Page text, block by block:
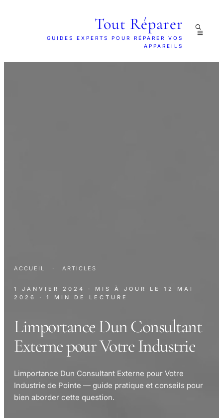
Tout Réparer
GUIDES EXPERTS POUR RÉPARER VOS
APPAREILS
ACCUEIL · ARTICLES
1 JANVIER 2024 · MIS À JOUR LE 12 MAI
2026
· 1 MIN DE LECTURE
Limportance Dun Consultant
Externe pour Votre Industrie
Limportance Dun Consultant Externe pour Votre
Industrie de Pointe — guide pratique et conseils pour
bien aborder cette question.